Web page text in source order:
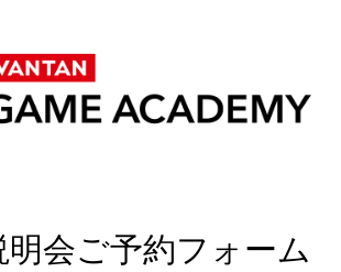
会ご予約フォーム